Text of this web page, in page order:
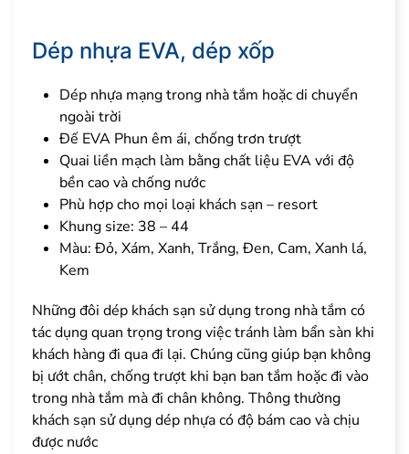
Dép nhựa EVA, dép xốp
Dép nhựa mạng trong nhà tắm hoặc di chuyển
ngoài trời
Đế EVA Phun êm ái, chống trơn trượt
Quai liền mạch làm bằng chất liệu EVA với độ
bền cao và chống nước
Phù hợp cho mọi loại khách sạn – resort
Khung size: 38 – 44
Màu: Đỏ, Xám, Xanh, Trắng, Đen, Cam, Xanh lá,
Kem
Những đôi dép khách sạn sử dụng trong nhà tắm có
tác dụng quan trọng trong việc tránh làm bẩn sàn khi
khách hàng đi qua đi lại. Chúng cũng giúp bạn không
bị ướt chân, chống trượt khi bạn ban tắm hoặc đi vào
trong nhà tắm mà đi chân không. Thông thường
khách sạn sử dụng dép nhựa có độ bám cao và chịu
được nước